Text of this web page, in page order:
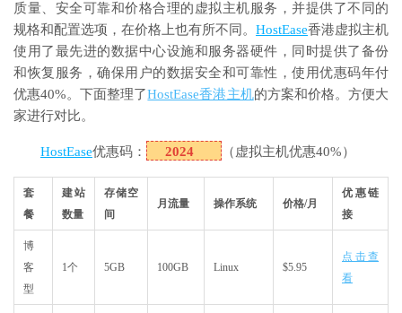
质量、安全可靠和价格合理的虚拟主机服务，并提供了不同的
规格和配置选项，在价格上也有所不同。 HostEase香港虚拟主机
使用了最先进的数据中心设施和服务器硬件，同时提供了备份
和恢复服务，确保用户的数据安全和可靠性，使用优惠码年付
优惠40%。下面整理了HostEase香港主机的方案和价格。方便大
家进行对比。
HostEase优惠码： 2024 （虚拟主机优惠40%）
套
餐
建站
数量
存储空
间
月流量 操作系统 价格/月
优惠链
接
博
客
型
1个 5GB 100GB Linux $5.95
点击查
看